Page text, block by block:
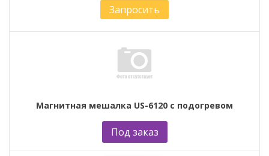
Запросить
Магнитная мешалка US-6120 с подогревом
Под заказ